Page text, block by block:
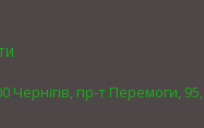
Чернігів, пр-т Перемоги, 95,